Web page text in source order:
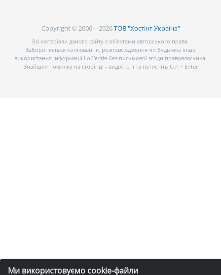
Ми використовуємо cookie-файли
Copyright © 2006—2026ТОВ "Хостінг Україна"
Всі матеріали даного сайту є об’єктами авторського права.
Забороняється копіювання, розповсюдження чи будь-яке інше
використання інформації і об’єктів без письмової згоди правовласника.
Знайшли помилку на сторінці - виділіть її та натисніть Ctrl + Enter